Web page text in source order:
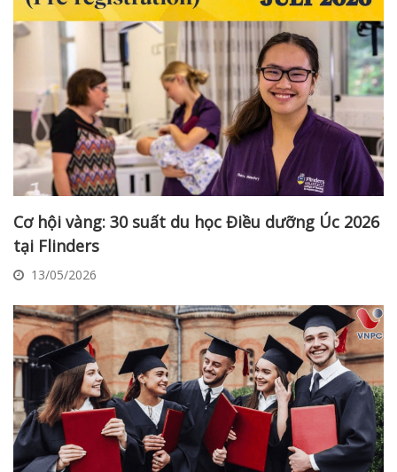
Cơ hội vàng: 30 suất du học Điều dưỡng Úc 2026
tại Flinders
13/05/2026